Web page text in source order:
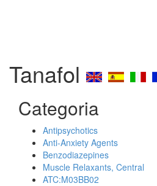
Tanafol
Categoria
Antipsychotics
Anti-Anxiety Agents
Benzodiazepines
Muscle Relaxants, Central
ATC:M03BB02